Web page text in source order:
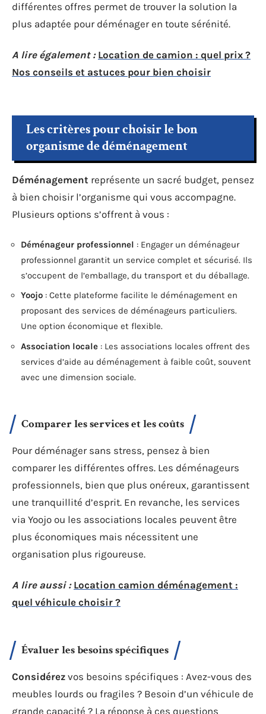
différentes offres permet de trouver la solution la
plus adaptée pour déménager en toute sérénité.
A lire également : Location de camion : quel prix ?
Nos conseils et astuces pour bien choisir
Les critères pour choisir le bon
organisme de déménagement
Déménagement représente un sacré budget, pensez
à bien choisir l’organisme qui vous accompagne.
Plusieurs options s’offrent à vous :
Déménageur professionnel : Engager un déménageur
professionnel garantit un service complet et sécurisé. Ils
s’occupent de l’emballage, du transport et du déballage.
Yoojo : Cette plateforme facilite le déménagement en
proposant des services de déménageurs particuliers.
Une option économique et flexible.
Association locale : Les associations locales offrent des
services d’aide au déménagement à faible coût, souvent
avec une dimension sociale.
Comparer les services et les coûts
Pour déménager sans stress, pensez à bien
comparer les différentes offres. Les déménageurs
professionnels, bien que plus onéreux, garantissent
une tranquillité d’esprit. En revanche, les services
via Yoojo ou les associations locales peuvent être
plus économiques mais nécessitent une
organisation plus rigoureuse.
A lire aussi : Location camion déménagement :
quel véhicule choisir ?
Évaluer les besoins spécifiques
Considérez vos besoins spécifiques : Avez-vous des
meubles lourds ou fragiles ? Besoin d’un véhicule de
grande capacité ? La réponse à ces questions